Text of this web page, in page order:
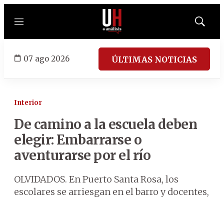
Menú
Mostrar
07 ago 2026 ÚLTIMAS NOTICIAS
Interior
De camino a la escuela deben
elegir: Embarrarse o
aventurarse por el río
OLVIDADOS. En Puerto Santa Rosa, los
escolares se arriesgan en el barro y docentes,